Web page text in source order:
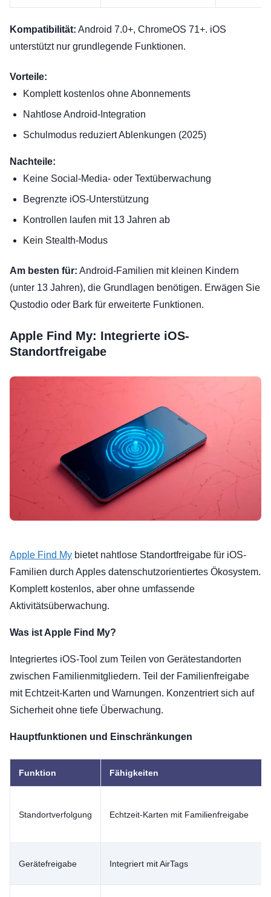
Kompatibilität: Android 7.0+, ChromeOS 71+. iOS
unterstützt nur grundlegende Funktionen.
Vorteile:
Komplett kostenlos ohne Abonnements
Nahtlose Android-Integration
Schulmodus reduziert Ablenkungen (2025)
Nachteile:
Keine Social-Media- oder Textüberwachung
Begrenzte iOS-Unterstützung
Kontrollen laufen mit 13 Jahren ab
Kein Stealth-Modus
Am besten für: Android-Familien mit kleinen Kindern
(unter 13 Jahren), die Grundlagen benötigen. Erwägen Sie
Qustodio oder Bark für erweiterte Funktionen.
Apple Find My: Integrierte iOS-
Standortfreigabe
Apple Find My bietet nahtlose Standortfreigabe für iOS-
Familien durch Apples datenschutzorientiertes Ökosystem.
Komplett kostenlos, aber ohne umfassende
Aktivitätsüberwachung.
Was ist Apple Find My?
Integriertes iOS-Tool zum Teilen von Gerätestandorten
zwischen Familienmitgliedern. Teil der Familienfreigabe
mit Echtzeit-Karten und Warnungen. Konzentriert sich auf
Sicherheit ohne tiefe Überwachung.
Hauptfunktionen und Einschränkungen
Funktion Fähigkeiten
Standortverfolgung Echtzeit-Karten mit Familienfreigabe
Gerätefreigabe Integriert mit AirTags